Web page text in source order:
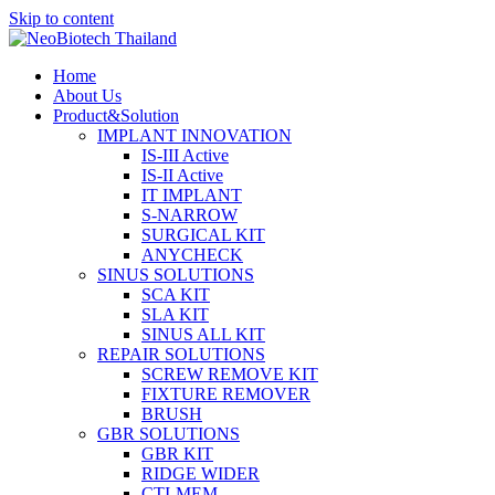
Skip to content
Home
About Us
Product&Solution
IMPLANT INNOVATION
IS-III Active
IS-II Active
IT IMPLANT
S-NARROW
SURGICAL KIT
ANYCHECK
SINUS SOLUTIONS
SCA KIT
SLA KIT
SINUS ALL KIT
REPAIR SOLUTIONS
SCREW REMOVE KIT
FIXTURE REMOVER
BRUSH​
GBR SOLUTIONS
GBR KIT
RIDGE WIDER